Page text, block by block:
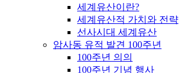
세계유산이란?
세계유산적 가치와 전략
선사시대 세계유산
암사동 유적 발견 100주년
100주년 의의
100주년 기념 행사